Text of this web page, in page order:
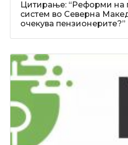
Цитирање: “Реформи на
систем во Северна
очекува пензионерите?”